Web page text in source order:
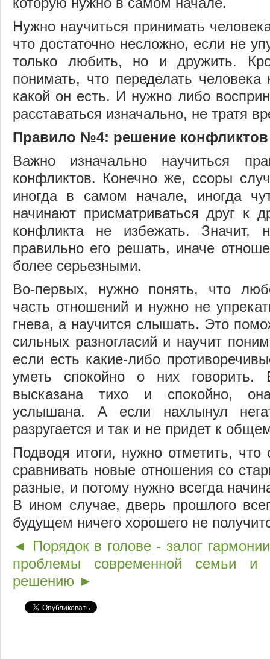
Нужно научиться принимать
что достаточно несложно, если не
только любить, но и дружить.
понимать, что переделать
какой он есть. И нужно либо
расставаться изначально, не тратя
Правило №4: решение конфликтов
Важно изначально научиться
конфликтов. Конечно же, ссоры
иногда в самом начале, иногда
начинают присматриваться друг к
конфликта не избежать. Значит,
правильно его решать, иначе
более серьезными.
Во-первых, нужно понять, что
часть отношений и нужно не
гнева, а научится слышать. Это
сильных разногласий и научит
если есть какие-либо
уметь спокойно о них говорить.
высказана тихо и спокойно,
услышана. А если нахлынул
разругается и так и не придет к
Подводя итоги, нужно отметить,
сравнивать новые отношения со
разные, и потому нужно всегда
В ином случае, дверь прошлого
будущем ничего хорошего не
◄ Порядок в голове - залог
проблемы современной семьи
решению ►